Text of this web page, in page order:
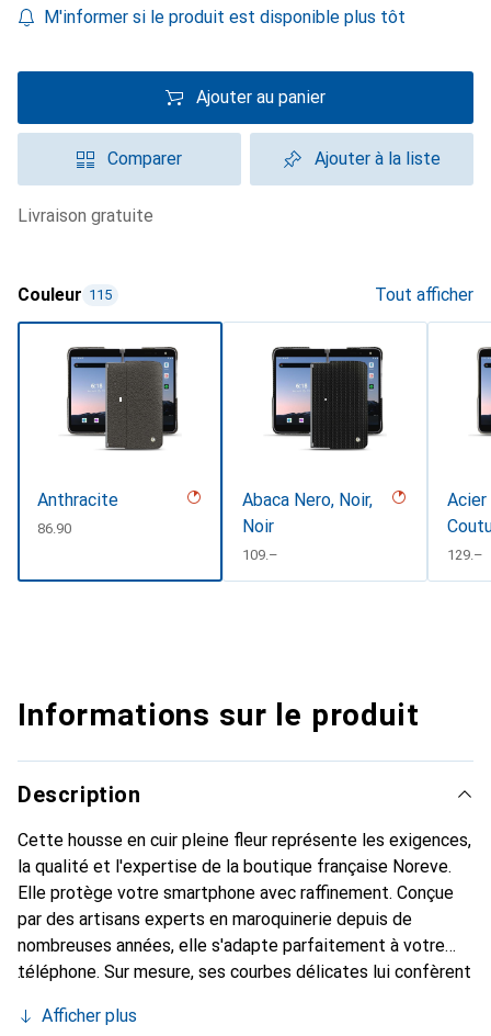
M'informer si le produit est disponible plus tôt
Ajouter au panier
Comparer Ajouter à la liste
livraison gratuite
Couleur 115 Tout afficher
Anthracite
CHF
86.90
Abaca Nero, Noir,
Noir
CHF
109.– CHF
129.–
Informations sur le produit
Description
Cette housse en cuir pleine fleur représente les exigences,
la qualité et l'expertise de la boutique française Noreve.
Elle protège votre smartphone avec raffinement. Conçue
par des artisans experts en maroquinerie depuis de
nombreuses années, elle s'adapte parfaitement à votre
téléphone. Sur mesure, ses courbes délicates lui confèrent
chic et essentiel de votre smartphone. Reconnaître
Afficher plus